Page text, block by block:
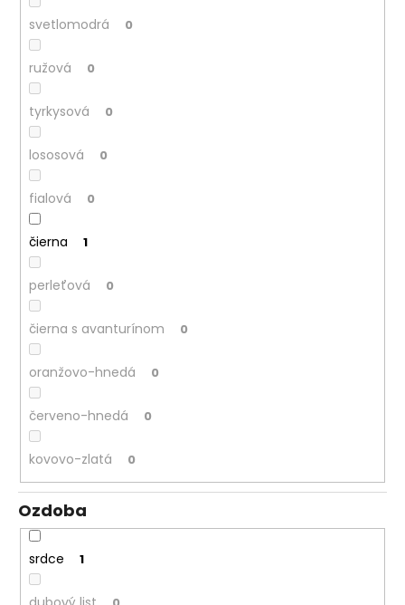
svetlomodrá 0
ružová 0
tyrkysová 0
lososová 0
fialová 0
čierna 1
perleťová 0
čierna s avanturínom 0
oranžovo-hnedá 0
červeno-hnedá 0
kovovo-zlatá 0
Ozdoba
srdce 1